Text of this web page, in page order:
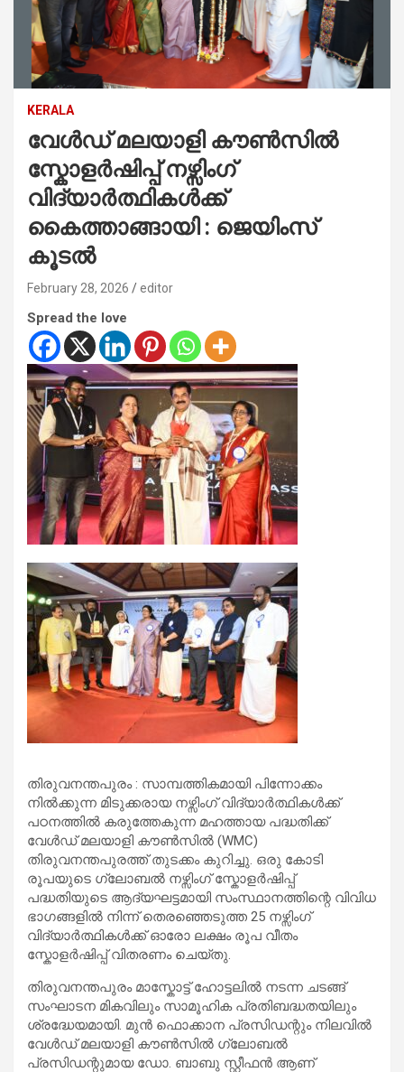
KERALA
വേൾഡ് മലയാളി കൗൺസിൽ
സ്കോളർഷിപ്പ് നഴ്സിംഗ്
വിദ്യാർത്ഥികൾക്ക്
കൈത്താങ്ങായി : ജെയിംസ്
കൂടൽ
February 28, 2026 editor
Spread the love
തിരുവനന്തപുരം : സാമ്പത്തികമായി പിന്നോക്കം
നിൽക്കുന്ന മിടുക്കരായ നഴ്സിംഗ് വിദ്യാർത്ഥികൾക്ക്
പഠനത്തിൽ കരുത്തേകുന്ന മഹത്തായ പദ്ധതിക്ക്
വേൾഡ് മലയാളി കൗൺസിൽ (WMC)
തിരുവനന്തപുരത്ത് തുടക്കം കുറിച്ചു. ഒരു കോടി
രൂപയുടെ ഗ്ലോബൽ നഴ്സിംഗ് സ്കോളർഷിപ്പ്
പദ്ധതിയുടെ ആദ്യഘട്ടമായി സംസ്ഥാനത്തിന്റെ വിവിധ
ഭാഗങ്ങളിൽ നിന്ന് തെരഞ്ഞെടുത്ത 25 നഴ്സിംഗ്
വിദ്യാർത്ഥികൾക്ക് ഓരോ ലക്ഷം രൂപ വീതം
സ്കോളർഷിപ്പ് വിതരണം ചെയ്തു.
തിരുവനന്തപുരം മാസ്കോട്ട് ഹോട്ടലിൽ നടന്ന ചടങ്ങ്
സംഘാടന മികവിലും സാമൂഹിക പ്രതിബദ്ധതയിലും
ശ്രദ്ധേയമായി. മുൻ ഫൊക്കാന പ്രസിഡന്റും നിലവിൽ
വേൾഡ് മലയാളി കൗൺസിൽ ഗ്ലോബൽ
പ്രസിഡന്റുമായ ഡോ. ബാബു സ്റ്റീഫൻ ആണ്